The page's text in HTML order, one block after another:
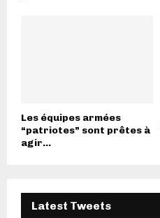
Les équipes armées
“patriotes” sont prêtes à
agir...
Latest Tweets